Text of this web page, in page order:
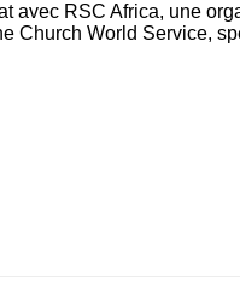
avec RSC Africa, une
World Service,